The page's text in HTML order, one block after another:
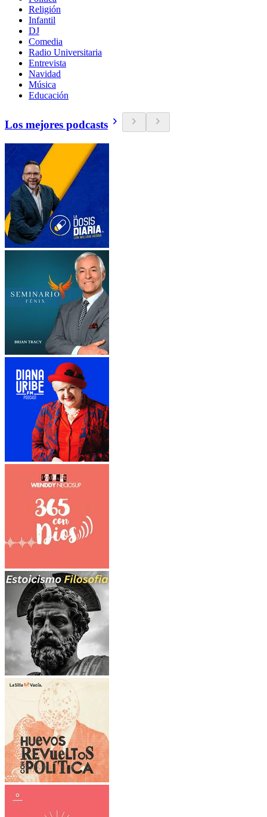
Religión
Infantil
DJ
Comedia
Radio Universitaria
Entrevista
Navidad
Música
Educación
Los mejores podcasts